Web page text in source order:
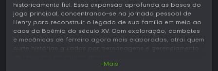
historicamente fiel. Essa expansão aprofunda as bases do
jogo principal, concentrando-se na jornada pessoal de
Henry para reconstruir o legado de sua família em meio ao
caos da Boêmia do século XV. Com exploração, combates
e mecânicas de ferreiro agora mais elaboradas, atrai quem
curte histórias guiadas por personagens e gerenciamento
+Mais